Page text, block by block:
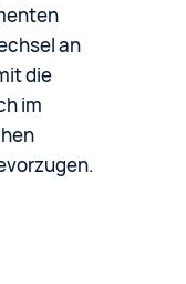
an
die
im